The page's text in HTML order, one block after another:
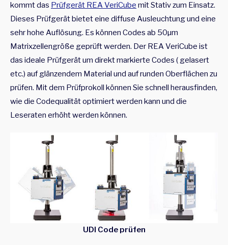
kommt das Prüfgerät REA VeriCube mit Stativ zum Einsatz.
Dieses Prüfgerät bietet eine diffuse Ausleuchtung und eine
sehr hohe Auflösung. Es können Codes ab 50µm
Matrixzellengröße geprüft werden. Der REA VeriCube ist
das ideale Prüfgerät um direkt markierte Codes ( gelasert
etc.) auf glänzendem Material und auf runden Oberflächen zu
prüfen. Mit dem Prüfprokoll können Sie schnell herausfinden,
wie die Codequalität optimiert werden kann und die
Leseraten erhöht werden können.
UDI Code prüfen